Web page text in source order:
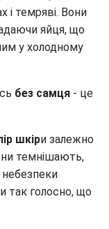
і темряві. Вони
яйця, що
у холодному
без самця - це
шкіри залежно
темнішають,
так голосно, що